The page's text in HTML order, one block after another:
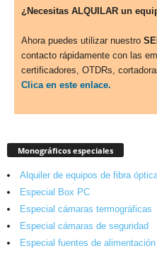
¿Necesitas ALQUILAR un
Ahora puedes utilizar nuestro
contacto rápidamente con las
certificadores, OTDRs,
Clica en este enlace.
Monográficos especiales
Alquiler de equipos de fibra
Especial Box PC
Especial cámaras termográficas
Especial cámaras de seguridad
Especial fuentes de alimentación